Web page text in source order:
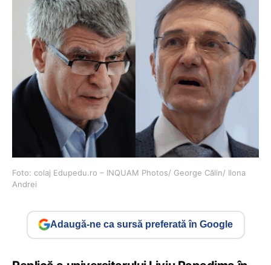
Foto: colaj Edupedu.ro – INQUAM Photos/ George Călin/ Ilona
Andrei
Adaugă-ne ca sursă preferată în Google